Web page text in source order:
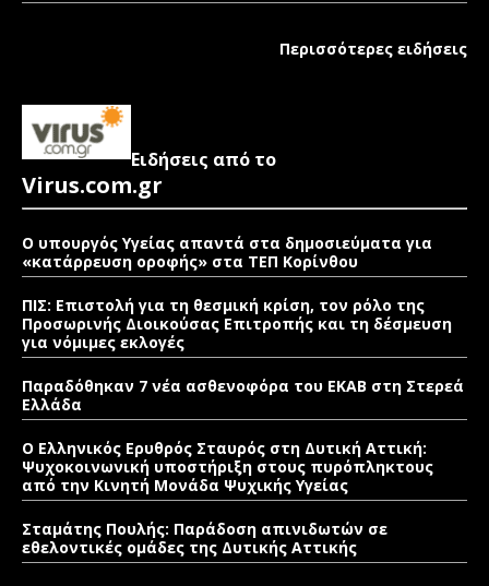
Περισσότερες ειδήσεις
Ειδήσεις από το
Virus.com.gr
Ο υπουργός Υγείας απαντά στα δημοσιεύματα για
«κατάρρευση οροφής» στα ΤΕΠ Κορίνθου
ΠΙΣ: Επιστολή για τη θεσμική κρίση, τον ρόλο της
Προσωρινής Διοικούσας Επιτροπής και τη δέσμευση
για νόμιμες εκλογές
Παραδόθηκαν 7 νέα ασθενοφόρα του ΕΚΑΒ στη Στερεά
Ελλάδα
Ο Ελληνικός Ερυθρός Σταυρός στη Δυτική Αττική:
Ψυχοκοινωνική υποστήριξη στους πυρόπληκτους
από την Κινητή Μονάδα Ψυχικής Υγείας
Σταμάτης Πουλής: Παράδοση απινιδωτών σε
εθελοντικές ομάδες της Δυτικής Αττικής